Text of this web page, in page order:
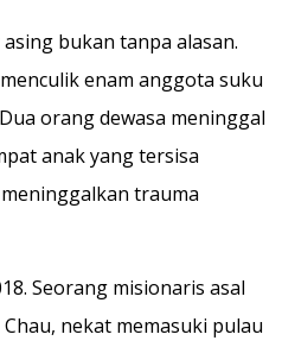
bukan tanpa alasan.
enam anggota suku
orang dewasa meninggal
anak yang tersisa
trauma
Seorang misionaris asal
nekat memasuki pulau